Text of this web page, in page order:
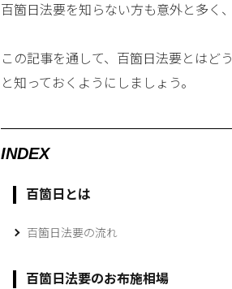
百箇日法要を知らない方も意外と多く
この記事を通して、百箇日法要とはど
と知っておくようにしましょう。
INDEX
百箇日とは
百箇日法要の流れ
百箇日法要のお布施相場